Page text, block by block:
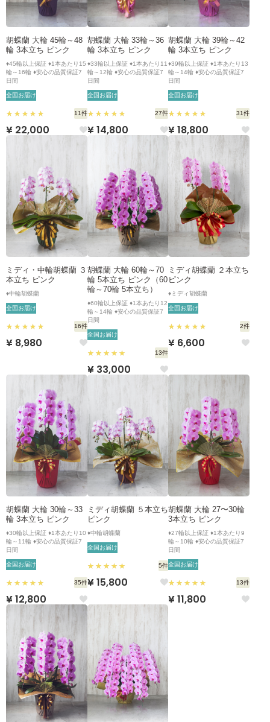
胡蝶蘭 大輪 45輪～48
輪 3本立ち ピンク
♦45輪以上保証 ♦1本あたり15
輪～16輪 ♦安心の品質保証7
日間
全国お届け
11件
¥ 22,000
胡蝶蘭 大輪 33輪～36
輪 3本立ち ピンク
♦33輪以上保証 ♦1本あたり11
輪～12輪 ♦安心の品質保証7
日間
全国お届け
27件
¥ 14,800
胡蝶蘭 大輪 39輪～42
輪 3本立ち ピンク
♦39輪以上保証 ♦1本あたり13
輪～14輪 ♦安心の品質保証7
日間
全国お届け
31件
¥ 18,800
ミディ・中輪胡蝶蘭 ３
本立ち ピンク
♦中輪胡蝶蘭
全国お届け
16件
¥ 8,980
胡蝶蘭 大輪 60輪～70
輪 5本立ち ピンク（60
輪～70輪 5本立ち）
♦60輪以上保証 ♦1本あたり12
輪～14輪 ♦安心の品質保証7
日間
全国お届け
13件
¥ 33,000
ミディ胡蝶蘭 ２本立ち
ピンク
♦ミディ胡蝶蘭
全国お届け
2件
¥ 6,600
胡蝶蘭 大輪 30輪～33
輪 3本立ち ピンク
♦30輪以上保証 ♦1本あたり10
輪～11輪 ♦安心の品質保証7
日間
全国お届け
35件
¥ 12,800
ミディ胡蝶蘭 ５本立ち
ピンク
♦中輪胡蝶蘭
全国お届け
5件
¥ 15,800
胡蝶蘭 大輪 27〜30輪
3本立ち ピンク
♦27輪以上保証 ♦1本あたり9
輪～10輪 ♦安心の品質保証7
日間
全国お届け
13件
¥ 11,800